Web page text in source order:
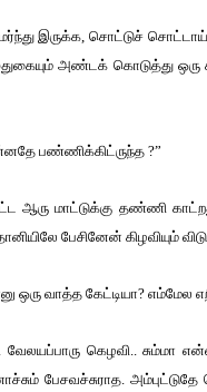
அமர்ந்து இருக்க, சொட்டுச்
அண்டக் கொடுத்து
பண்ணிக்கிட்ருந்த ?”
ஆரு மாட்டுக்கு தண்ணி
பேசினேன் கிழவியும்
வாத்த கேட்டியா? எம்மேல
வேலயப்பாரு கெழவி.. சும்மா
பேசவச்சுராத.